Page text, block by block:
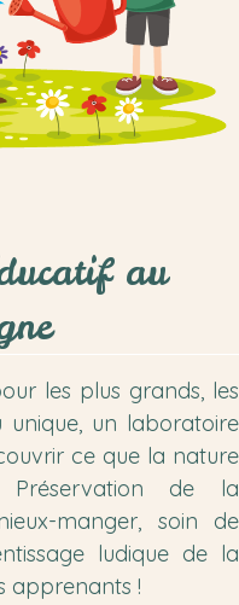
au
les plus grands, les
unique, un laboratoire
ce que la nature
de la
manger, soin de
ludique de la
apprenants !